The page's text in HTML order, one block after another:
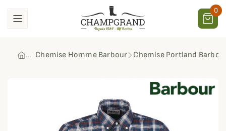
0
Chemise Homme Barbour Chemise Portland